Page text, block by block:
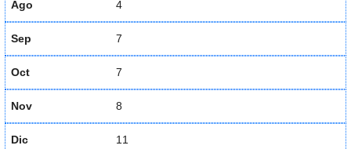
Ago 4
Sep 7
Oct 7
Nov 8
Dic 11